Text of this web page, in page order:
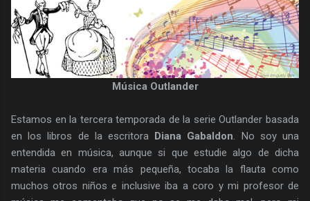
Música Outlander
Estamos en la tercera temporada de la serie Outlander basada
en los libros de la escritora Diana Gabaldon . No soy una
entendida en música, aunque si que estudie algo de dicha
materia cuando era más pequeña, tocaba la flauta como
muchos otros niños e inclusive iba a coro y mi profesor de